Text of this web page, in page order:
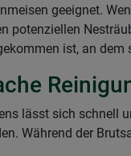
geeignet.
potenziellen
ist, an dem
lässt sich schnell
Während der